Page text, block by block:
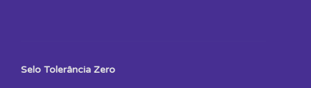
Selo Tolerância Zero